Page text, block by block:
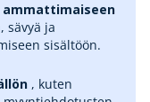
sävyä ja
sisältöön.
, kuten